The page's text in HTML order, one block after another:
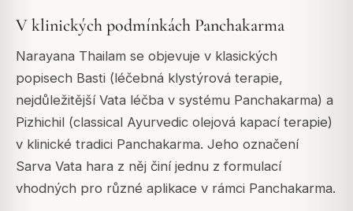
V klinických podmínkách Panchakarma
Narayana Thailam se objevuje v klasických
popisech Basti (léčebná klystýrová terapie,
nejdůležitější Vata léčba v systému Panchakarma) a
Pizhichil (classical Ayurvedic olejová kapací terapie)
v klinické tradici Panchakarma. Jeho označení
Sarva Vata hara z něj činí jednu z formulací
vhodných pro různé aplikace v rámci Panchakarma.